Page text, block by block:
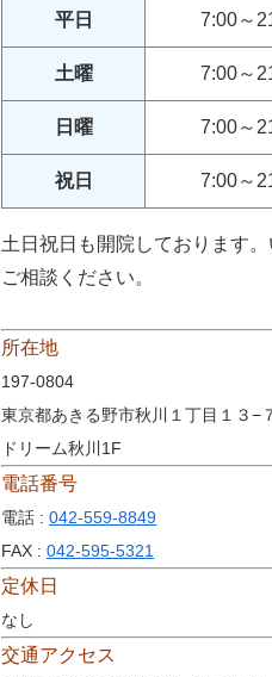
平日 7:00～
土曜 7:00～
日曜 7:00～
祝日 7:00～
土日祝日も開院しております。
ご相談ください。
所在地
197-0804
東京都あきる野市秋川１丁目１３−
ドリーム秋川1F
電話番号
電話 : 042-559-8849
FAX : 042-595-5321
定休日
なし
交通アクセス